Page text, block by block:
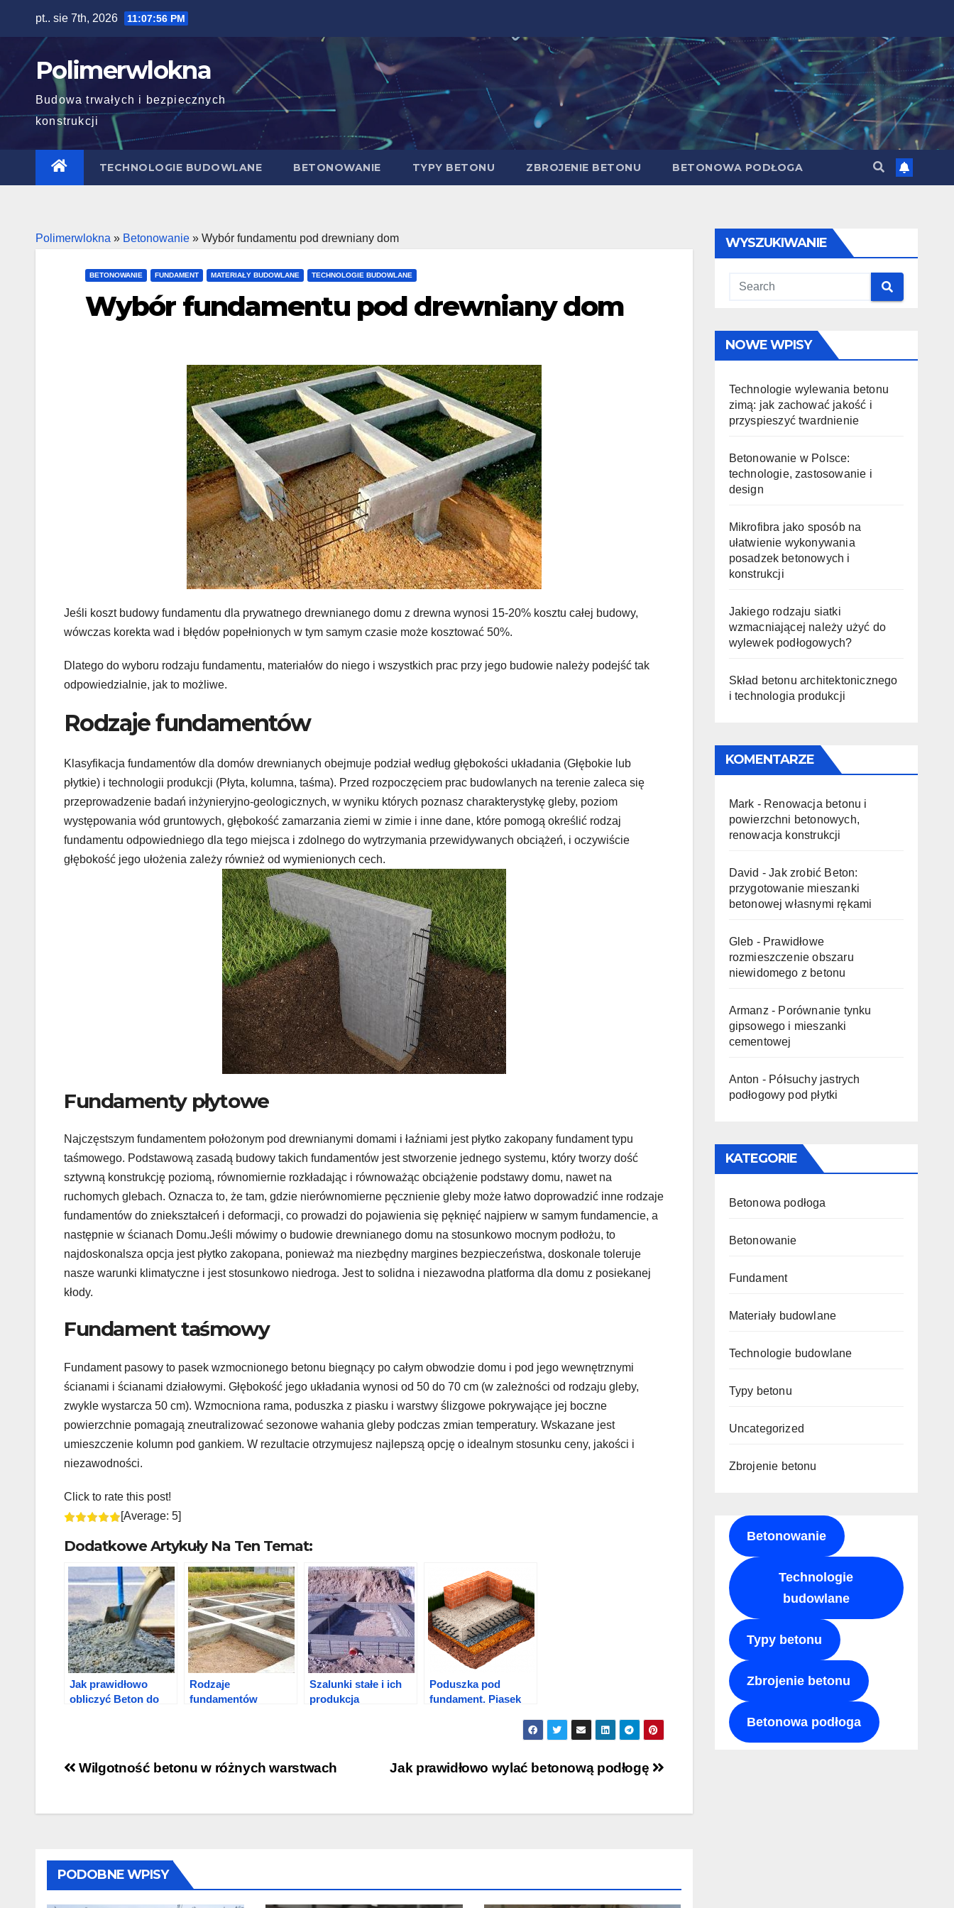
content
pt.. sie 7th, 2026 11:07:57 PM
Polimerwlokna
Budowa trwałych i bezpiecznych
konstrukcji
TECHNOLOGIE BUDOWLANE BETONOWANIE TYPY BETONU ZBROJENIE BETONU BETONOWA PODŁOGA
Polimerwlokna » Betonowanie » Wybór fundamentu pod drewniany dom
BETONOWANIE FUNDAMENT MATERIAŁY BUDOWLANE TECHNOLOGIE BUDOWLANE
Wybór fundamentu pod drewniany dom
Jeśli koszt budowy fundamentu dla prywatnego drewnianego domu z drewna wynosi 15-20% kosztu całej budowy,
wówczas korekta wad i błędów popełnionych w tym samym czasie może kosztować 50%.
Dlatego do wyboru rodzaju fundamentu, materiałów do niego i wszystkich prac przy jego budowie należy podejść tak
odpowiedzialnie, jak to możliwe.
Rodzaje fundamentów
Klasyfikacja fundamentów dla domów drewnianych obejmuje podział według głębokości układania (Głębokie lub
płytkie) i technologii produkcji (Płyta, kolumna, taśma). Przed rozpoczęciem prac budowlanych na terenie zaleca się
przeprowadzenie badań inżynieryjno-geologicznych, w wyniku których poznasz charakterystykę gleby, poziom
występowania wód gruntowych, głębokość zamarzania ziemi w zimie i inne dane, które pomogą określić rodzaj
fundamentu odpowiedniego dla tego miejsca i zdolnego do wytrzymania przewidywanych obciążeń, i oczywiście
głębokość jego ułożenia zależy również od wymienionych cech.
Fundamenty płytowe
Najczęstszym fundamentem położonym pod drewnianymi domami i łaźniami jest płytko zakopany fundament typu
taśmowego. Podstawową zasadą budowy takich fundamentów jest stworzenie jednego systemu, który tworzy dość
sztywną konstrukcję poziomą, równomiernie rozkładając i równoważąc obciążenie podstawy domu, nawet na
ruchomych glebach. Oznacza to, że tam, gdzie nierównomierne pęcznienie gleby może łatwo doprowadzić inne rodzaje
fundamentów do zniekształceń i deformacji, co prowadzi do pojawienia się pęknięć najpierw w samym fundamencie, a
następnie w ścianach Domu.Jeśli mówimy o budowie drewnianego domu na stosunkowo mocnym podłożu, to
najdoskonalsza opcja jest płytko zakopana, ponieważ ma niezbędny margines bezpieczeństwa, doskonale toleruje
nasze warunki klimatyczne i jest stosunkowo niedroga. Jest to solidna i niezawodna platforma dla domu z posiekanej
kłody.
Fundament taśmowy
Fundament pasowy to pasek wzmocnionego betonu biegnący po całym obwodzie domu i pod jego wewnętrznymi
ścianami i ścianami działowymi. Głębokość jego układania wynosi od 50 do 70 cm (w zależności od rodzaju gleby,
zwykle wystarcza 50 cm). Wzmocniona rama, poduszka z piasku i warstwy ślizgowe pokrywające jej boczne
powierzchnie pomagają zneutralizować sezonowe wahania gleby podczas zmian temperatury. Wskazane jest
umieszczenie kolumn pod gankiem. W rezultacie otrzymujesz najlepszą opcję o idealnym stosunku ceny, jakości i
niezawodności.
Click to rate this post!
[Average: 5]
Dodatkowe Artykuły Na Ten Temat:
Jak prawidłowo
obliczyć Beton do
Rodzaje
fundamentów
Szalunki stałe i ich
produkcja
Poduszka pod
fundament. Piasek
Nawigacja
Jak prawidłowo wylać betonową podłogę
Wilgotność betonu w różnych warstwach
PODOBNE WPISY
WYSZUKIWANIE
NOWE WPISY
Technologie wylewania betonu
zimą: jak zachować jakość i
przyspieszyć twardnienie
Betonowanie w Polsce:
technologie, zastosowanie i
design
Mikrofibra jako sposób na
ułatwienie wykonywania
posadzek betonowych i
konstrukcji
Jakiego rodzaju siatki
wzmacniającej należy użyć do
wylewek podłogowych?
Skład betonu architektonicznego
i technologia produkcji
KOMENTARZE
Mark - Renowacja betonu i
powierzchni betonowych,
renowacja konstrukcji
David -Jak zrobić Beton:
przygotowanie mieszanki
betonowej własnymi rękami
Gleb - Prawidłowe
rozmieszczenie obszaru
niewidomego z betonu
Armanz - Porównanie tynku
gipsowego i mieszanki
cementowej
Anton - Półsuchy jastrych
podłogowy pod płytki
KATEGORIE
Betonowa podłoga
Betonowanie
Fundament
Materiały budowlane
Technologie budowlane
Typy betonu
Uncategorized
Zbrojenie betonu
Betonowanie
Technologie
budowlane
Typy betonu
Zbrojenie betonu
Betonowa podłoga